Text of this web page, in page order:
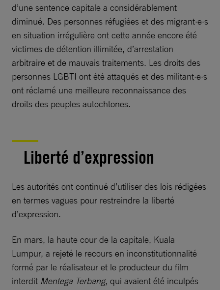
d’une sentence capitale a considérablement
diminué. Des personnes réfugiées et des migrant·e·s
en situation irrégulière ont cette année encore été
victimes de détention illimitée, d’arrestation
arbitraire et de mauvais traitements. Les droits des
personnes LGBTI ont été attaqués et des militant·e·s
ont réclamé une meilleure reconnaissance des
droits des peuples autochtones.
Liberté d’expression
Les autorités ont continué d’utiliser des lois rédigées
en termes vagues pour restreindre la liberté
d’expression.
En mars, la haute cour de la capitale, Kuala
Lumpur, a rejeté le recours en inconstitutionnalité
formé par le réalisateur et le producteur du film
interdit Mentega Terbang, qui avaient été inculpés